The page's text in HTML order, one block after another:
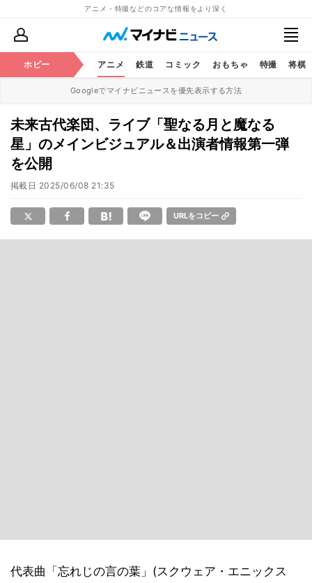
アニメ・特撮などのコアな情報をより深く
ホビー アニメ 鉄道 コミック おもちゃ 特撮 将棋
Googleでマイナビニュースを優先表示する方法
未来古代楽団、ライブ「聖なる月と魔なる
星」のメインビジュアル＆出演者情報第一弾
を公開
掲載日 2025/06/08 21:35
URLをコピー
代表曲「忘れじの言の葉」(スクウェア・エニックス